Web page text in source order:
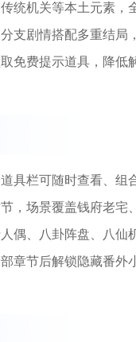
统机关等本土元素，
支剧情搭配多重结局
免费提示道具，降低
具栏可随时查看、组
，场景覆盖钱府老宅
偶、八卦阵盘、八仙
章节后解锁隐藏番外